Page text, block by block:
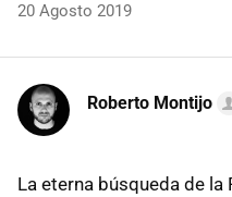
20 Agosto 2019
Roberto Montijo
La eterna búsqueda de